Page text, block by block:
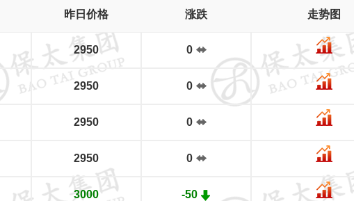
昨日价格 涨跌 走势图
2950 0
2950 0
2950 0
2950 0
3000 -50